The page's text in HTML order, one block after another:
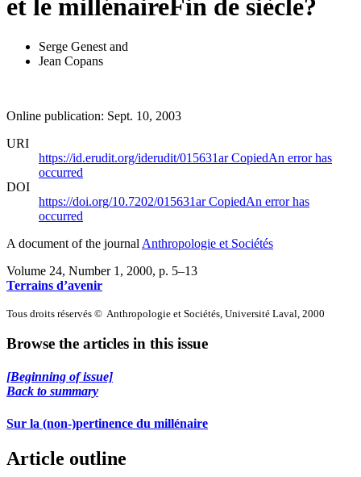
et le millénaireFin de siècle?
Serge Genest and
Jean Copans
Online publication: Sept. 10, 2003
URI
https://id.erudit.org/iderudit/015631arCopiedAn error has
occurred
DOI
https://doi.org/10.7202/015631arCopiedAn error has
occurred
A document of the journal Anthropologie et Sociétés
Volume 24, Number 1, 2000, p. 5–13
Terrains d’avenir
Tous droits réservés © Anthropologie et Sociétés, Université Laval, 2000
Browse the articles in this issue
[Beginning of issue]
Back to summary
Sur la (non-)pertinence du millénaire
Article outline